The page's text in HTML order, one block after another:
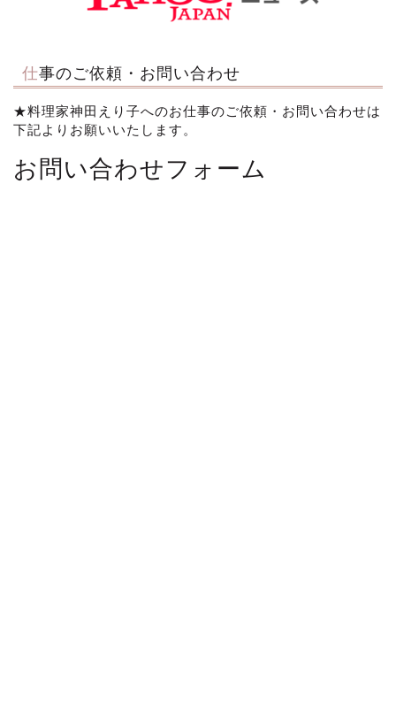
仕事のご依頼・お問い合わせ
★料理家神田えり子へのお仕事のご依頼・お問い合わせは
下記よりお願いいたします。
お問い合わせフォーム